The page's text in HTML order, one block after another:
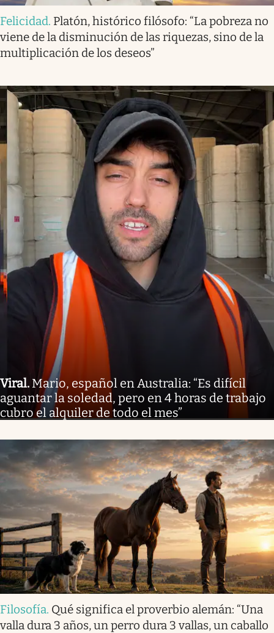
Felicidad. Platón, histórico filósofo: “La pobreza no
viene de la disminución de las riquezas, sino de la
multiplicación de los deseos”
Viral. Mario, español en Australia: “Es difícil
aguantar la soledad, pero en 4 horas de trabajo
cubro el alquiler de todo el mes”
Filosofía. Qué significa el proverbio alemán: “Una
valla dura 3 años, un perro dura 3 vallas, un caballo